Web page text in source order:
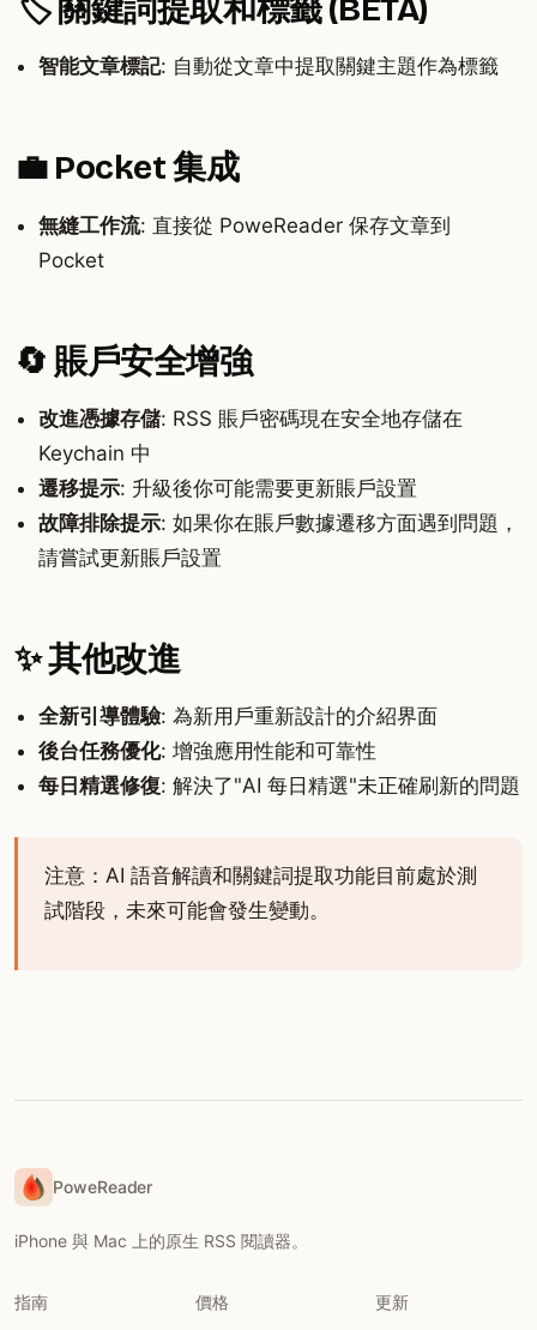
🏷️ 關鍵詞提取和標籤 (BETA)
智能文章標記: 自動從文章中提取關鍵主題作為標籤
💼 Pocket 集成
無縫工作流: 直接從 PoweReader 保存文章到
Pocket
🔄 賬戶安全增強
改進憑據存儲: RSS 賬戶密碼現在安全地存儲在
Keychain 中
遷移提示: 升級後你可能需要更新賬戶設置
故障排除提示: 如果你在賬戶數據遷移方面遇到問題，
請嘗試更新賬戶設置
✨ 其他改進
全新引導體驗: 為新用戶重新設計的介紹界面
後台任務優化: 增強應用性能和可靠性
每日精選修復: 解決了"AI 每日精選"未正確刷新的問題
注意：AI 語音解讀和關鍵詞提取功能目前處於測
試階段，未來可能會發生變動。
PoweReader
iPhone 與 Mac 上的原生 RSS 閱讀器。
指南 價格
更新